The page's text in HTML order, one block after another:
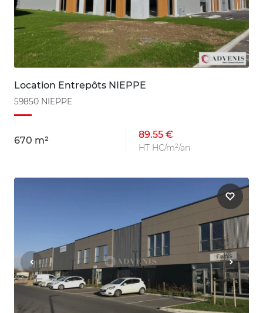
Location Entrepôts NIEPPE
59850 NIEPPE
670 m²
89.55 €
HT HC/m²/an